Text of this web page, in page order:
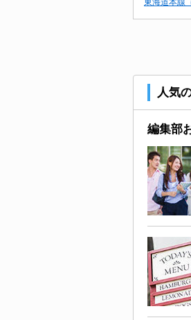
東海道本線
人気
編集部